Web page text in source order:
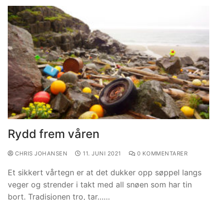
Rydd frem våren
CHRIS JOHANSEN 11. JUNI 2021 0 KOMMENTARER
Et sikkert vårtegn er at det dukker opp søppel langs
veger og strender i takt med all snøen som har tin
bort. Tradisjonen tro, tar……